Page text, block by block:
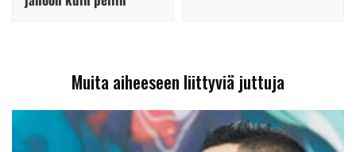
Muita aiheeseen liittyviä juttuja